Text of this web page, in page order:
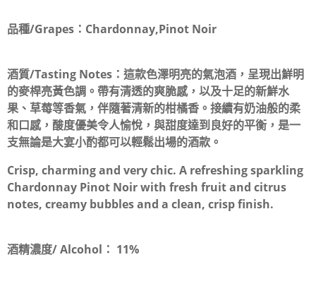
品種/Grapes： Chardonnay,Pinot Noir
酒質/Tasting Notes： 這款色澤明亮的氣泡酒，呈現出鮮明
的麥桿亮黃色調。帶有清透的爽脆感，以及十足的新鮮水
果、草莓等香氣，伴隨著清新的柑橘香。接續有奶油般的柔
和口感，酸度優美令人愉悅，與甜度達到良好的平衡，是一
支無論是大宴小酌都可以輕鬆出場的酒款。
Crisp, charming and very chic. A refreshing sparkling
Chardonnay Pinot Noir with fresh fruit and citrus
notes, creamy bubbles and a clean, crisp finish.
酒精濃度/ Alcohol： 11%